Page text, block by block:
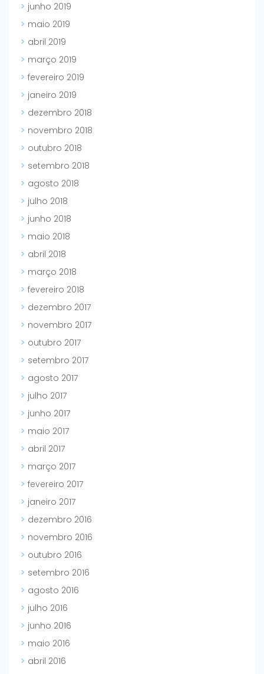
junho 2019
maio 2019
abril 2019
março 2019
fevereiro 2019
janeiro 2019
dezembro 2018
novembro 2018
outubro 2018
setembro 2018
agosto 2018
julho 2018
junho 2018
maio 2018
abril 2018
março 2018
fevereiro 2018
dezembro 2017
novembro 2017
outubro 2017
setembro 2017
agosto 2017
julho 2017
junho 2017
maio 2017
abril 2017
março 2017
fevereiro 2017
janeiro 2017
dezembro 2016
novembro 2016
outubro 2016
setembro 2016
agosto 2016
julho 2016
junho 2016
maio 2016
abril 2016